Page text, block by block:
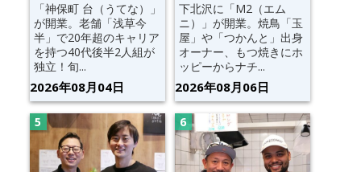
「神保町 台（うてな）」
が開業。老舗「浅草今
半」で20年超のキャリア
を持つ40代後半2人組が
独立！旬...
2026年08月04日
下北沢に「M2（エム
ニ）」が開業。焼鳥「玉
屋」や「つかんと」出身
オーナー、もつ焼きにホ
ッピーからナチ...
2026年08月06日